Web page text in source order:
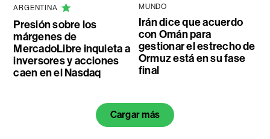
ARGENTINA
Presión sobre los
márgenes de
MercadoLibre inquieta a
inversores y acciones
caen en el Nasdaq
MUNDO
Irán dice que acuerdo
con Omán para
gestionar el estrecho de
Ormuz está en su fase
final
Cargar más